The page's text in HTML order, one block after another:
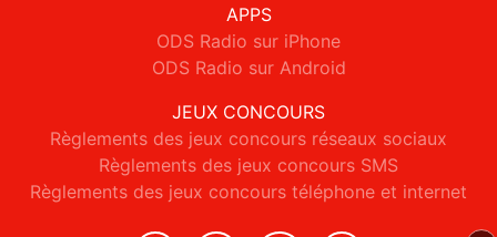
APPS
ODS Radio sur iPhone
ODS Radio sur Android
JEUX CONCOURS
Règlements des jeux concours réseaux sociaux
Règlements des jeux concours SMS
Règlements des jeux concours téléphone et internet